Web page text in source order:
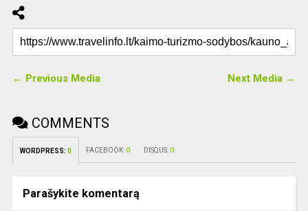
← Previous Media Next Media →
COMMENTS
WORDPRESS: 0 FACEBOOK: 0 DISQUS: 0
Parašykite komentarą